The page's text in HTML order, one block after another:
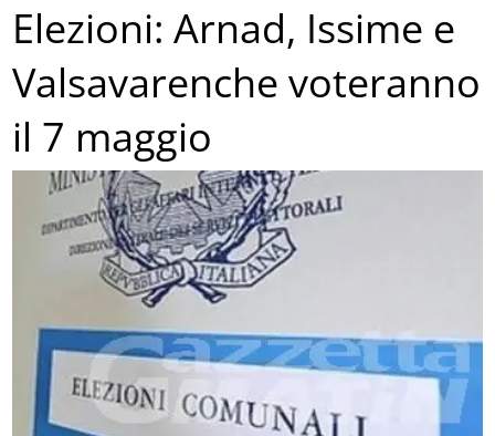
Elezioni: Arnad, Issime e
Valsavarenche voteranno
il 7 maggio